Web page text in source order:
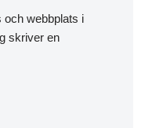
och webbplats i
skriver en